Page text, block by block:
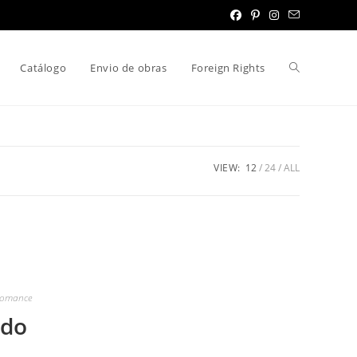
Catálogo Envio de obras Foreign Rights Toggle
VIEW: 12 24 ALL